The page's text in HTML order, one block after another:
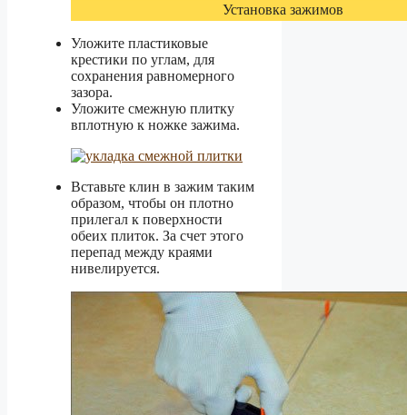
Установка зажимов
Уложите пластиковые
крестики по углам, для
сохранения равномерного
зазора.
Уложите смежную плитку
вплотную к ножке зажима.
Вставьте клин в зажим таким
образом, чтобы он плотно
прилегал к поверхности
обеих плиток. За счет этого
перепад между краями
нивелируется.